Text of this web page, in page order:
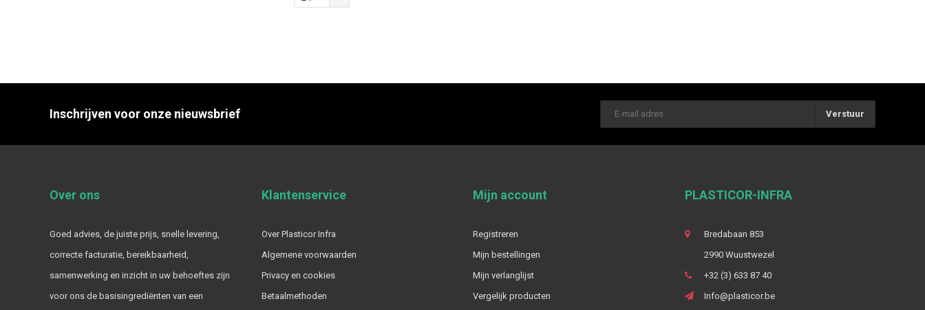
Inschrijven voor onze nieuwsbrief Verstuur
Over ons
Goed advies, de juiste prijs, snelle levering,
correcte facturatie, bereikbaarheid,
samenwerking en inzicht in uw behoeftes zijn
voor ons de basisingrediënten van een
Klantenservice
Over Plasticor Infra
Algemene voorwaarden
Privacy en cookies
Betaalmethoden
Mijn account
Registreren
Mijn bestellingen
Mijn verlanglijst
Vergelijk producten
PLASTICOR-INFRA
Bredabaan 853
2990 Wuustwezel
+32 (3) 633 87 40
Info@plasticor.be